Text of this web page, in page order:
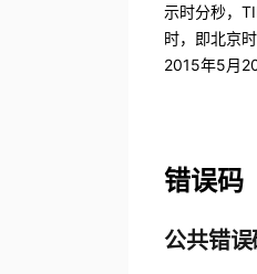
示时分秒，
时，即北京
2015年5月
错误码
公共错误